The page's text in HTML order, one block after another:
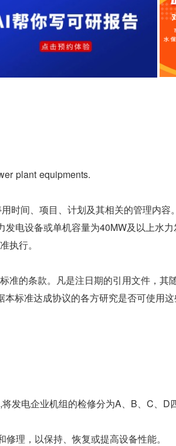
plant equipments.
时间、项目、计划及其相关的管理内容。
电设备或单机容量为40MW及以上水
执行。
准的条款。凡是注日期的引用文件，其
标准达成协议的各方研究是否可使用
发电企业机组的检修分为A、B、C、D
理，以保持、恢复或提高设备性能。